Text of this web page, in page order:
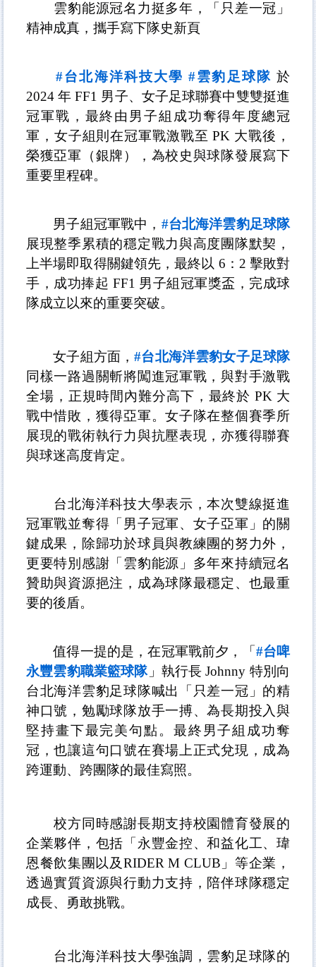
雲豹能源冠名力挺多年，「只差一冠」
精神成真，攜手寫下隊史新頁
#台北海洋科技大學 #雲豹足球隊 於
2024年 FF1 男子、女子足球聯賽中雙雙挺進
冠軍戰，最終由男子組成功奪得年度總冠
軍，女子組則在冠軍戰激戰至 PK 大戰後，
榮獲亞軍（銀牌），為校史與球隊發展寫下
重要里程碑。
男子組冠軍戰中， #台北海洋雲豹足球隊
展現整季累積的穩定戰力與高度團隊默契，
上半場即取得關鍵領先，最終以 6 ： 2 擊敗對
手，成功捧起 FF1 男子組冠軍獎盃，完成球
隊成立以來的重要突破。
女子組方面，#台北海洋雲豹女子足球隊
同樣一路過關斬將闖進冠軍戰，與對手激戰
全場，正規時間內難分高下，最終於 PK 大
戰中惜敗，獲得亞軍。女子隊在整個賽季所
展現的戰術執行力與抗壓表現，亦獲得聯賽
與球迷高度肯定。
台北海洋科技大學表示，本次雙線挺進
冠軍戰並奪得「男子冠軍、女子亞軍」的關
鍵成果，除歸功於球員與教練團的努力外，
更要特別感謝「雲豹能源」多年來持續冠名
贊助與資源挹注，成為球隊最穩定、也最重
要的後盾。
值得一提的是，在冠軍戰前夕，「 #台啤
永豐雲豹職業籃球隊」執行長 Johnny 特別向
台北海洋雲豹足球隊喊出「只差一冠」的精
神口號，勉勵球隊放手一搏、為長期投入與
堅持畫下最完美句點。最終男子組成功奪
冠，也讓這句口號在賽場上正式兌現，成為
跨運動、跨團隊的最佳寫照。
校方同時感謝長期支持校園體育發展的
企業夥伴，包括「永豐金控、和益化工、瑋
恩餐飲集團以及RIDER M CLUB 」等企業，
透過實質資源與行動力支持，陪伴球隊穩定
成長、勇敢挑戰。
台北海洋科技大學強調，雲豹足球隊的